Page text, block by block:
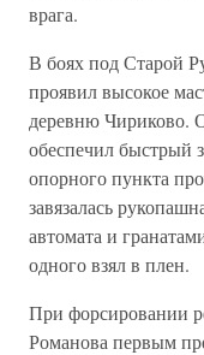
врага.
В боях под Старой
проявил высокое
деревню Чириково.
обеспечил быстрый
опорного пункта
завязалась
автомата и
одного взял в плен.
При форсировании
Романова первым